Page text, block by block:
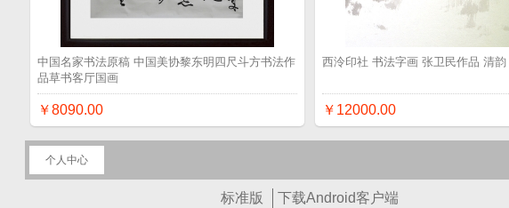
中国名家书法原稿 中国美协黎东明四尺斗方书法作
品草书客厅国画
￥8090.00
西泠印社 书法字画 张卫民作品 清韵
￥12000.00
个人中心
标准版 下载Android客户端